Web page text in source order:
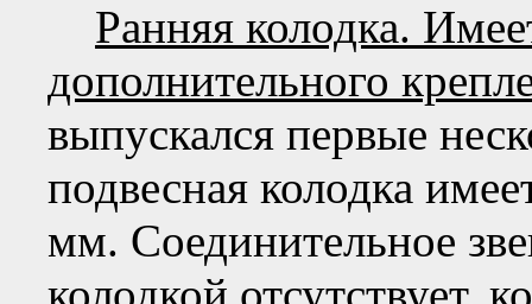
Ранняя колодка.
дополнительного
выпускался первые
подвесная колодка
мм. Соединительное